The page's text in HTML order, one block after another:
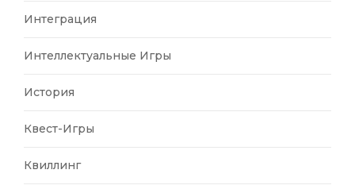
Интеграция
Интеллектуальные Игры
История
Квест-Игры
Квиллинг